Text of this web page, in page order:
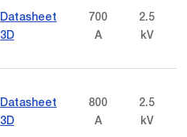
Datasheet
3D
700
A
2.5
kV
Datasheet
3D
800
A
2.5
kV